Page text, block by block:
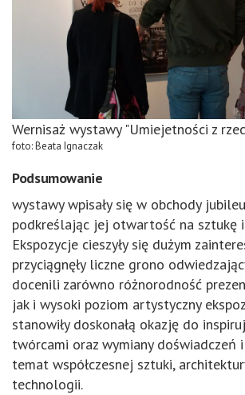
Wernisaż wystawy "Umiejetności z
foto: Beata Ignaczak
Podsumowanie
wystawy wpisały się w obchody
podkreślając jej otwartość na sztukę
Ekspozycje cieszyły się dużym
przyciągnęły liczne grono
docenili zarówno różnorodność
jak i wysoki poziom artystyczny
stanowiły doskonałą okazję do
twórcami oraz wymiany doświadczeń
temat współczesnej sztuki,
technologii.